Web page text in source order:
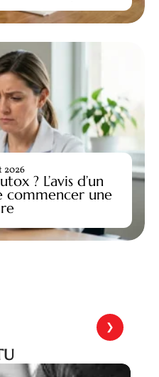
? L’avis d’un
commencer une
2026